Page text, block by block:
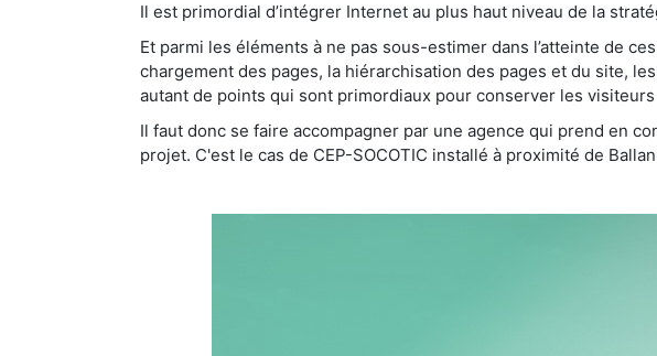
Il est primordial d’intégrer Internet au plus haut niveau de la
Et parmi les éléments à ne pas sous-estimer dans l’atteinte de
chargement des pages, la hiérarchisation des pages et du site,
autant de points qui sont primordiaux pour conserver les
Il faut donc se faire accompagner par une agence qui prend en
projet. C'est le cas de CEP-SOCOTIC installé à proximité de